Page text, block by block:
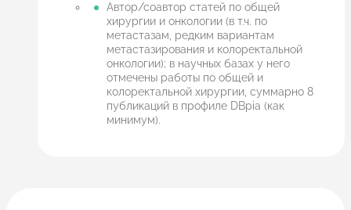
Автор/соавтор статей по общей
хирургии и онкологии (в т.ч. по
метастазам, редким вариантам
метастазирования и колоректальной
онкологии); в научных базах у него
отмечены работы по общей и
колоректальной хирургии, суммарно 8
публикаций в профиле DBpia (как
минимум).